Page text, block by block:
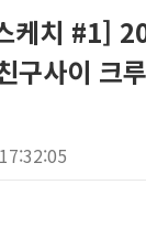
케치 #1]
구사이 크